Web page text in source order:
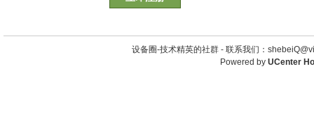
设备圈-技术精英的社群 - 联系我们：
Powered by UCenter